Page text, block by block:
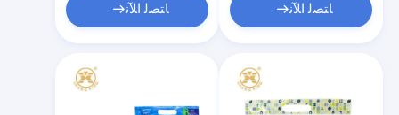
ﺎﺘﺼﻟ ﺍﻶﻧ ﺎﺘﺼﻟ ﺍﻶﻧ